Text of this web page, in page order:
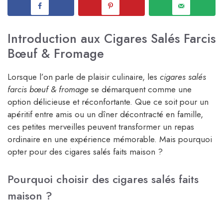
Introduction aux Cigares Salés Farcis
Bœuf & Fromage
Lorsque l’on parle de plaisir culinaire, les cigares salés
farcis bœuf & fromage se démarquent comme une
option délicieuse et réconfortante. Que ce soit pour un
apéritif entre amis ou un dîner décontracté en famille,
ces petites merveilles peuvent transformer un repas
ordinaire en une expérience mémorable. Mais pourquoi
opter pour des cigares salés faits maison ?
Pourquoi choisir des cigares salés faits
maison ?